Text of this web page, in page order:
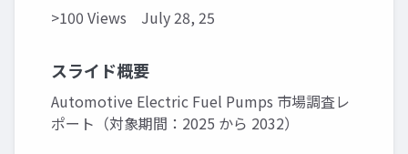
>100 Views July 28, 25
スライド概要
Automotive Electric Fuel Pumps 市場調査レ
ポート（対象期間：2025 から 2032）